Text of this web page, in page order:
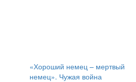
«Хороший немец – мертвый
немец». Чужая война